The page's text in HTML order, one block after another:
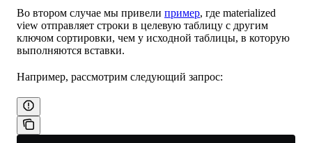
Во втором случае мы привели пример, где materialized
view отправляет строки в целевую таблицу с другим
ключом сортировки, чем у исходной таблицы, в которую
выполняются вставки.
Например, рассмотрим следующий запрос: